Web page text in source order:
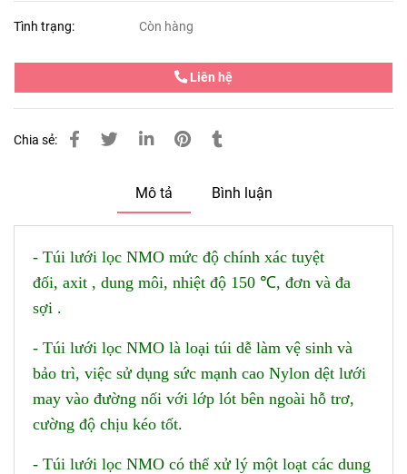
Tình trạng: Còn hàng
Liên hệ
Chia sẻ:
Mô tả Bình luận
- Túi lưới lọc NMO mức độ chính xác tuyệt
đối, axit , dung môi, nhiệt độ 150 ℃, đơn và đa
sợi .
- Túi lưới lọc NMO là loại túi dễ làm vệ sinh và
bảo trì, việc sử dụng sức mạnh cao Nylon dệt lưới
may vào đường nối với lớp lót bên ngoài hỗ trơ,
cường độ chịu kéo tốt.
- Túi lưới lọc NMO có thể xử lý một loạt các dung